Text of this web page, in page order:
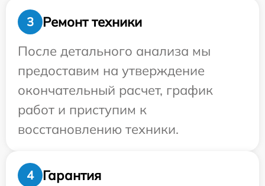
3
Ремонт техники
После детального анализа мы
предоставим на утверждение
окончательный расчет, график
работ и приступим к
восстановлению техники.
4
Гарантия